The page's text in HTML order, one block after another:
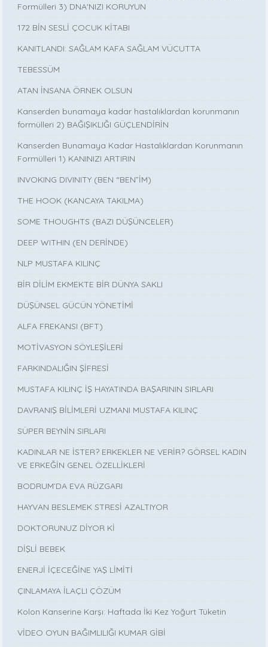
Formülleri 3) DNA'NIZI KORUYUN
172 BİN SESLİ ÇOCUK KİTABI
KANITLANDI: SAĞLAM KAFA SAĞLAM VÜCUTTA
TEBESSÜM
ATAN İNSANA ÖRNEK OLSUN
Kanserden bunamaya kadar hastalıklardan korunmanın
formülleri 2) BAĞIŞIKLIĞI GÜÇLENDİRİN
Kanserden Bunamaya Kadar Hastalıklardan Korunmanın
Formülleri 1) KANINIZI ARTIRIN
INVOKING DIVINITY (BEN “BEN”İM)
THE HOOK (KANCAYA TAKILMA)
SOME THOUGHTS (BAZI DÜŞÜNCELER)
DEEP WITHIN (EN DERİNDE)
NLP MUSTAFA KILINÇ
BİR DİLİM EKMEKTE BİR DÜNYA SAKLI
DÜŞÜNSEL GÜCÜN YÖNETİMİ
ALFA FREKANSI (BFT)
MOTİVASYON SÖYLEŞİLERİ
FARKINDALIĞIN ŞİFRESİ
MUSTAFA KILINÇ İŞ HAYATINDA BAŞARININ SIRLARI
DAVRANIŞ BİLİMLERİ UZMANI MUSTAFA KILINÇ
SÜPER BEYNİN SIRLARI
KADINLAR NE İSTER? ERKEKLER NE VERİR? GÖRSEL KADIN
VE ERKEĞİN GENEL ÖZELLİKLERİ
BODRUM’DA EVA RÜZGARI
HAYVAN BESLEMEK STRESİ AZALTIYOR
DOKTORUNUZ DİYOR Kİ
DİŞLİ BEBEK
ENERJİ İÇECEĞİNE YAŞ LİMİTİ
ÇINLAMAYA İLAÇLI ÇÖZÜM
Kolon Kanserine Karşı: Haftada İki Kez Yoğurt Tüketin
VİDEO OYUN BAĞIMLILIĞI KUMAR GİBİ